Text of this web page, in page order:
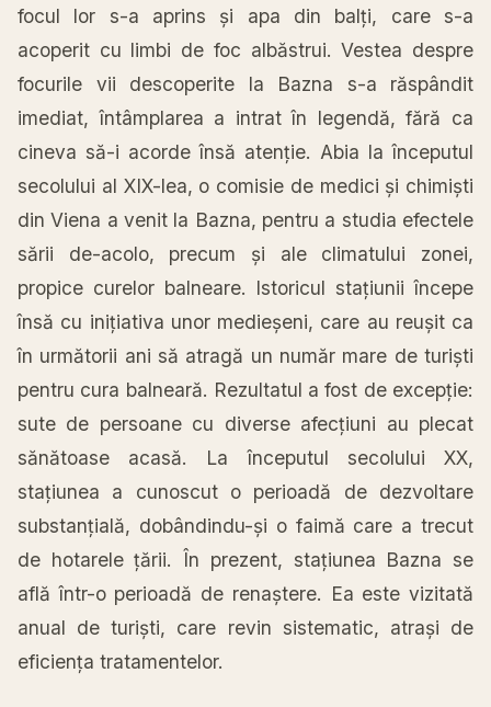
focul lor s-a aprins și apa din balți, care s-a
acoperit cu limbi de foc albăstrui. Vestea despre
focurile vii descoperite la Bazna s-a răspândit
imediat,întâmplarea a intrat în legendă,fără ca
cineva să-i acordeînsă atenție. Abia la începutul
secolului al XIX-lea, o comisie de medici și chimiști
din Viena a venit la Bazna, pentru a studia efectele
sării de-acolo, precum și ale climatului zonei,
propice curelor balneare. Istoricul stațiunii începe
însă cu inițiativa unor medieșeni, care au reușit ca
în următorii ani să atragă un număr mare deturiști
pentru cura balneară. Rezultatul a fost de excepție:
sute de persoane cu diverse afecțiuni au plecat
sănătoase
acasă. La începutul secolului XX,
stațiunea a cunoscut o perioadă de dezvoltare
substanțială, dobândindu-și o faimă care a trecut
de hotarelețării. În prezent, stațiunea Bazna se
află într-o perioadă de renaștere. Ea estevizitată
anual deturiști, care revin sistematic, atrași de
eficiența tratamentelor.